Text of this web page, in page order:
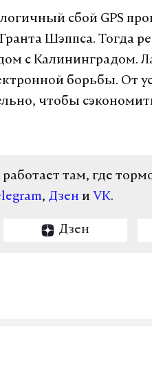
сбой GPS
Шэппса. Тогда
с Калининградом.
борьбы. От
чтобы
там, где
, Дзен и VK.
Дзен